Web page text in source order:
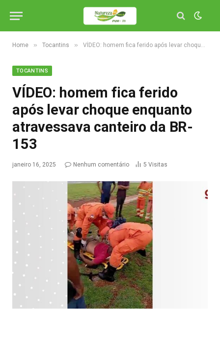
Home » Tocantins » VÍDEO: homem fica ferido após levar choque enquanto atravessava canteiro da BR-153
TOCANTINS
VÍDEO: homem fica ferido
após levar choque enquanto
atravessava canteiro da BR-
153
janeiro 16, 2025 Nenhum comentário 5 Visitas